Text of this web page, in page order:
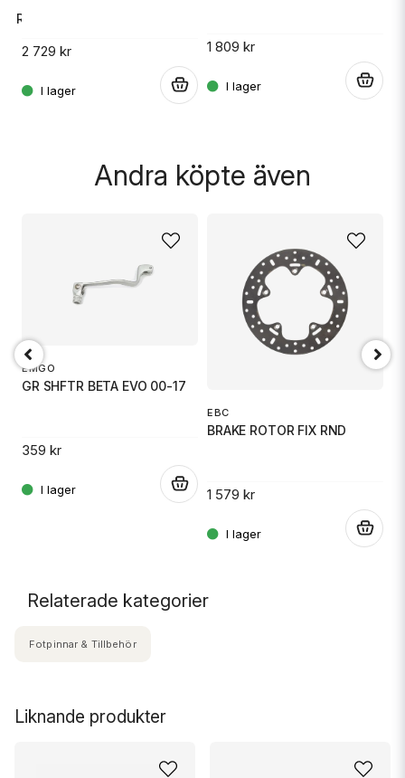
RE
2 729 kr 1 809 kr
Andra köpte även
EMGO
GR SHFTR BETA EVO 00-17
359 kr
EBC
BRAKE ROTOR FIX RND
1 579 kr
Liknande produkter
Relaterade kategorier
Fotpinnar & Tillbehör